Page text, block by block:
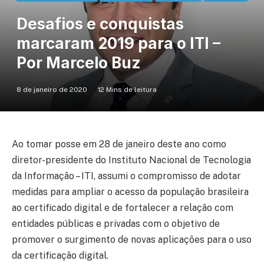
Desafios e conquistas
marcaram 2019 para o ITI –
Por Marcelo Buz
8 de janeiro de 2020 12 Mins de leitura
Ao tomar posse em 28 de janeiro deste ano como
diretor-presidente do Instituto Nacional de Tecnologia
da Informação – ITI, assumi o compromisso de adotar
medidas para ampliar o acesso da população brasileira
ao certificado digital e de fortalecer a relação com
entidades públicas e privadas com o objetivo de
promover o surgimento de novas aplicações para o uso
da certificação digital.